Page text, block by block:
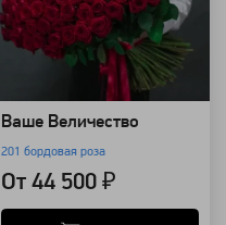
Ваше Величество
201 бордовая роза
От 44 500 ₽